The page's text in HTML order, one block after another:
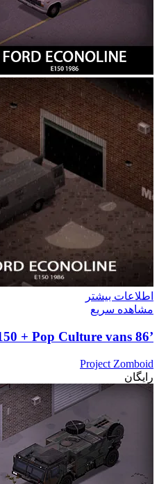
اطلاعات بیشتر
مشاهده سریع
’86 Ford Econoline E-150 + Pop Culture vans
Project Zomboid
رایگان